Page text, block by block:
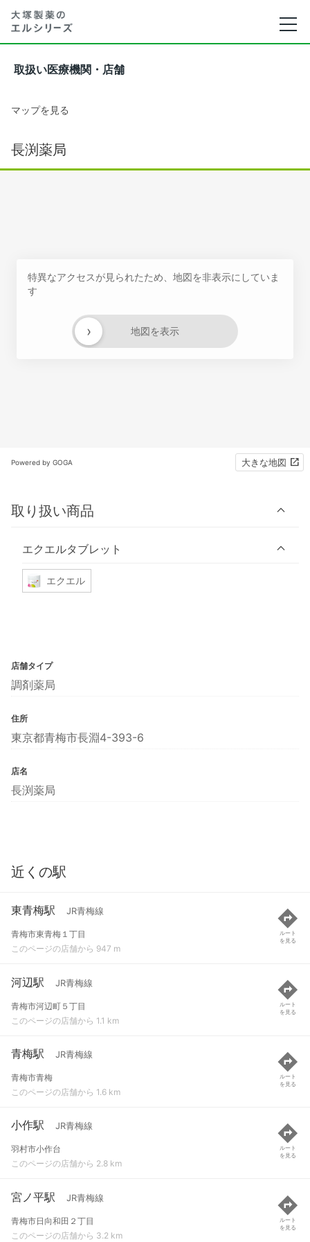
取扱い医療機関・店舗
マップを見る
長渕薬局
特異なアクセスが見られたため、地図を非表示にしていま
す
地図を表示
›
Powered by GOGA 大きな地図
取り扱い商品
エクエルタブレット
エクエル
店舗タイプ
調剤薬局
住所
東京都青梅市長淵4-393-6
店名
長渕薬局
近くの駅
東青梅駅 JR青梅線
青梅市東青梅１丁目
このページの店舗から 947 m
ルート
を見る
河辺駅 JR青梅線
青梅市河辺町５丁目
このページの店舗から 1.1 km
ルート
を見る
青梅駅 JR青梅線
青梅市青梅
このページの店舗から 1.6 km
ルート
を見る
小作駅 JR青梅線
羽村市小作台
このページの店舗から 2.8 km
ルート
を見る
宮ノ平駅 JR青梅線
青梅市日向和田２丁目
このページの店舗から 3.2 km
ルート
を見る